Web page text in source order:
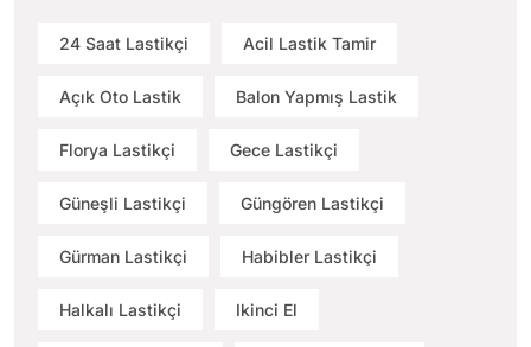
24 Saat Lastikçi Acil Lastik Tamir
Açık Oto Lastik Balon Yapmış Lastik
Florya Lastikçi Gece Lastikçi
Güneşli Lastikçi Güngören Lastikçi
Gürman Lastikçi Habibler Lastikçi
Halkalı Lastikçi Ikinci El